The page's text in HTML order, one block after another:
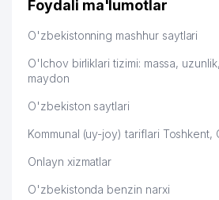
Hamida 03.08.2026 12:45:39
Foydali ma'lumotlar
O'zbekistonning mashhur saytlari
O'lchov birliklari tizimi: massa,
maydon
O'zbekiston saytlari
Kommunal (uy-joy) tariflari Toshkent,
Onlayn xizmatlar
O'zbekistonda benzin narxi